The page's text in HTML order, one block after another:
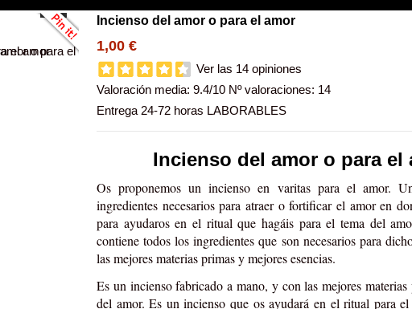
Incienso del amor o para el amor
1,00 €
Ver las 14 opiniones
Valoración media:9.4/10 Nº valoraciones: 14
Entrega 24-72 horas LABORABLES
Incienso del amor o para el
Os proponemos un incienso en varitas para el amor.
ingredientes necesarios para atraer o fortificar el amor en
para ayudaros en el ritual que hagáis para el tema del
contiene todos los ingredientes que son necesarios para
las mejores materias primas y mejores esencias.
Es un incienso fabricado a mano, y con las mejores materias
del amor. Es un incienso que os ayudará en el ritual para